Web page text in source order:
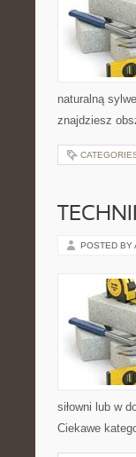
naturalną
znajdziesz
POSTED BY
siłowni lub w
Ciekawe